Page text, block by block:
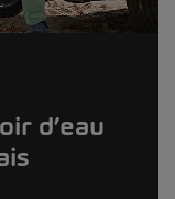
d’eau